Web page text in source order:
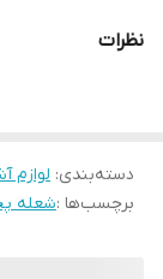
نظرات
دسته‌بندی: لوازم
برچسب‌ها :شعله